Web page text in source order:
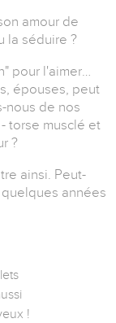
amour de
la séduire ?
pour l'aimer…
épouses, peut
nous de nos
torse musclé et
?
ainsi. Peut-
années
!